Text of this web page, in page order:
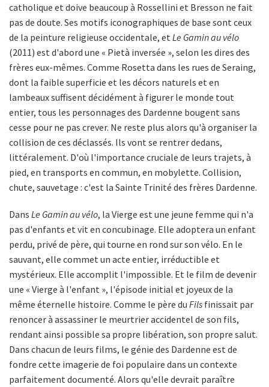
catholique et doive beaucoup à Rossellini et Bresson ne fait
pas de doute. Ses motifs iconographiques de base sont ceux
de la peinture religieuse occidentale, et Le Gamin au vélo
(2011) est d'abord une « Pietà inversée », selon les dires des
frères eux-mêmes. Comme Rosetta dans les rues de Seraing,
dont la faible superficie et les décors naturels et en
lambeaux suffisent décidément à figurer le monde tout
entier, tous les personnages des Dardenne bougent sans
cesse pour ne pas crever. Ne reste plus alors qu'à organiser la
collision de ces déclassés. Ils vont se rentrer dedans,
littéralement. D'où l'importance cruciale de leurs trajets, à
pied, en transports en commun, en mobylette. Collision,
chute, sauvetage : c'est la Sainte Trinité des frères Dardenne.
Dans Le Gamin au vélo, la Vierge est une jeune femme qui n'a
pas d'enfants et vit en concubinage. Elle adoptera un enfant
perdu, privé de père, qui tourne en rond sur son vélo. En le
sauvant, elle commet un acte entier, irréductible et
mystérieux. Elle accomplit l'impossible. Et le film de devenir
une « Vierge à l'enfant », l'épisode initial et joyeux de la
même éternelle histoire. Comme le père du Fils finissait par
renoncer à assassiner le meurtrier accidentel de son fils,
rendant ainsi possible sa propre libération, son propre salut.
Dans chacun de leurs films, le génie des Dardenne est de
fondre cette imagerie de foi populaire dans un contexte
parfaitement documenté. Alors qu'elle devrait paraître